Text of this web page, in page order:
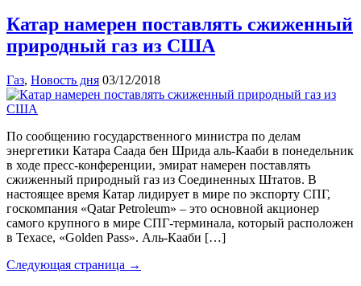
Катар намерен поставлять сжиженный
природный газ из США
Газ, Новость дня 03/12/2018
По сообщению государственного министра по делам
энергетики Катара Саада бен Шрида аль-Кааби в понедельник
в ходе пресс-конференции, эмират намерен поставлять
сжиженный природный газ из Соединенных Штатов. В
настоящее время Катар лидирует в мире по экспорту СПГ,
госкомпания «Qatar Petroleum» – это основной акционер
самого крупного в мире СПГ-терминала, который расположен
в Техасе, «Golden Pass». Аль-Кааби […]
Следующая страница →